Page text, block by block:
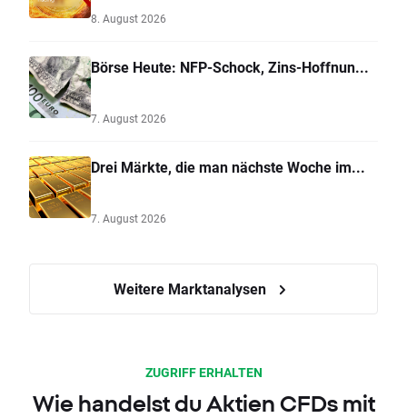
8. August 2026
Börse Heute: NFP-Schock, Zins-Hoffnun...
7. August 2026
Drei Märkte, die man nächste Woche im...
7. August 2026
Weitere Marktanalysen
ZUGRIFF ERHALTEN
Wie handelst du Aktien CFDs mit